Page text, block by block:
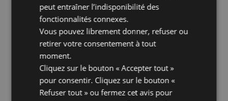
Matteo à la réception pour tous les besoins et
informations à toutes nos femmes de ménage pour
le nettoyage des chambres !!
RESTAURATION– pour ceux qui nous connaissent
déjà, c’est le pivot du bien-être à la Villa del Parco .
Haute qualité et soin dans la restauration buffet
entourée de nossoirées à thème et buffets
internationaux
peut entraîner l’indisponibilité des
fonctionnalités connexes.
Vous pouvez librement donner, refuser ou
retirer votre consentement à tout
moment.
Cliquez sur le bouton « Accepter tout »
pour consentir. Cliquez sur le bouton «
Refuser tout » ou fermez cet avis pour